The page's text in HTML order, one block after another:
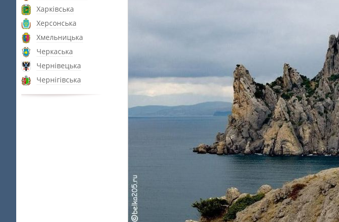
Харківська
Херсонська
Хмельницька
Черкаська
Чернівецька
Чернігівська